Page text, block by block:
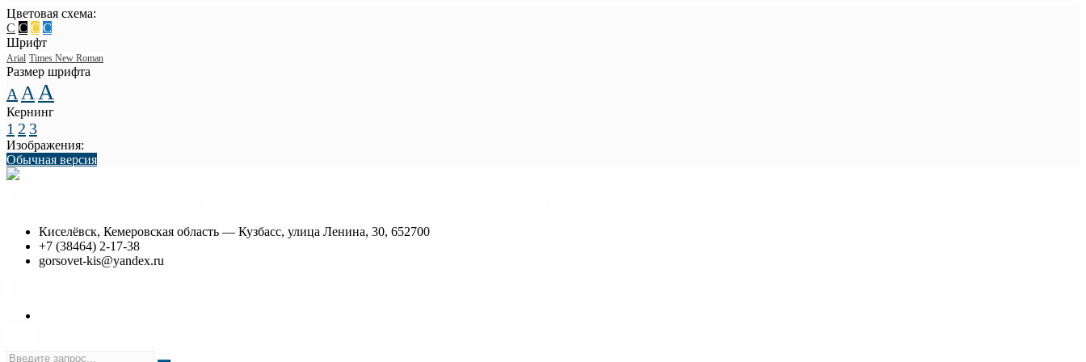
Цветовая схема:
C C C C
Шрифт
Arial Times New Roman
Размер шрифта
A A A
Кернинг
1 2 3
Изображения:
Обычная версия
Киселёвск, Кемеровская область — Кузбасс, улица Ленина, 30, 652700
+7 (38464) 2-17-38
gorsovet-kis@yandex.ru